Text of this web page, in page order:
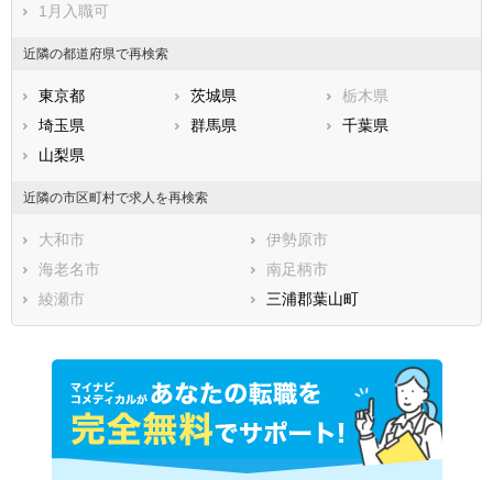
1月入職可
近隣の都道府県で再検索
東京都 茨城県
栃木県
埼玉県
群馬県
千葉県
山梨県
近隣の市区町村で求人を再検索
大和市
伊勢原市
海老名市
南足柄市
綾瀬市
三浦郡葉山町